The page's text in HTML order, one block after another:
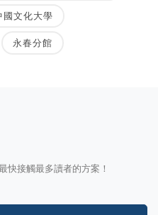
國文化大學
永春分館
快接觸最多讀者的方案！